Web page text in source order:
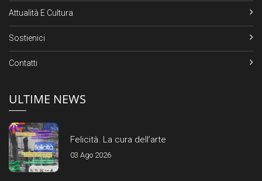
Attualità E Cultura
Sostienici
Contatti
ULTIME NEWS
Felicità. La cura dell’arte
03 Ago 2026